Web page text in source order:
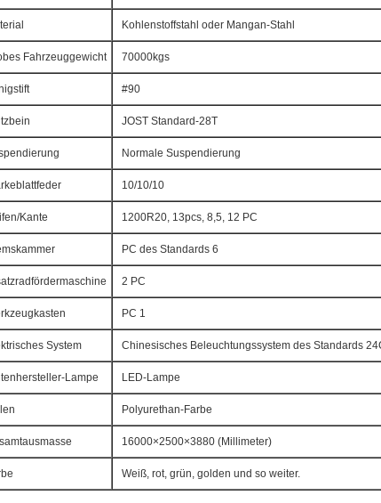
Kohlenstoffstahl oder Mangan-Stahl
Fahrzeuggewicht 70000kgs
#90
JOST Standard-28T
Normale Suspendierung
10/10/10
Kante 1200R20, 13pcs, 8,5, 12 PC
PC des Standards 6
2 PC
PC 1
System Chinesisches Beleuchtungssystem des Standards
Lampe LED-Lampe
Polyurethan-Farbe
16000×2500×3880 (Millimeter)
Weiß, rot, grün, golden und so weiter.